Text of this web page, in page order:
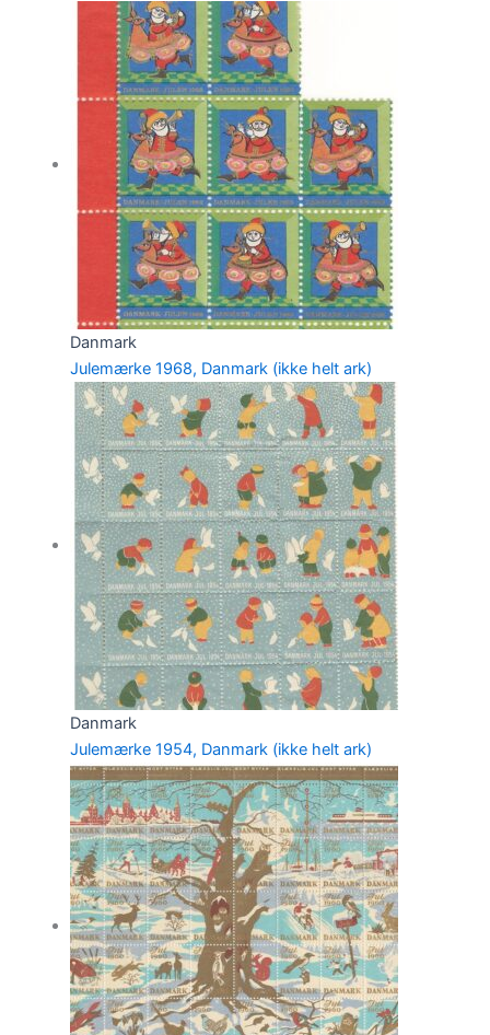
Danmark
Julemærke 1968, Danmark (ikke helt ark)
Danmark
Julemærke 1954, Danmark (ikke helt ark)